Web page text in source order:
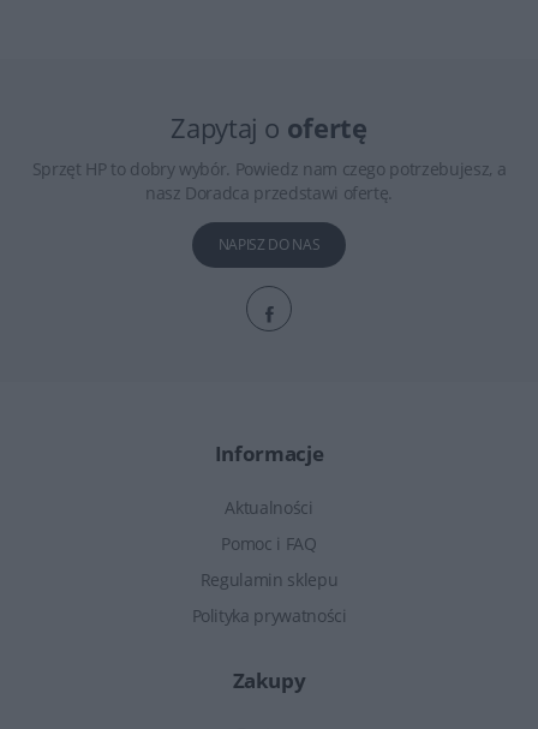
Zapytaj o ofertę
Sprzęt HP to dobry wybór. Powiedz nam czego potrzebujesz, a
nasz Doradca przedstawi ofertę.
NAPISZ DO NAS
Informacje
Aktualności
Pomoc i FAQ
Regulamin sklepu
Polityka prywatności
Zakupy